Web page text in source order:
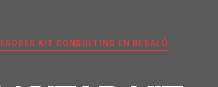
KIT CONSULTING EN BESALÚ